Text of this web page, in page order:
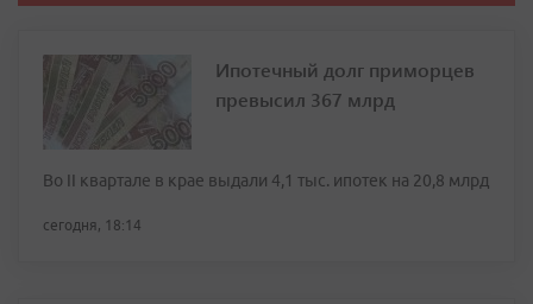
Ипотечный долг приморцев
превысил 367 млрд
Во II квартале в крае выдали 4,1 тыс. ипотек на 20,8 млрд
сегодня, 18:14